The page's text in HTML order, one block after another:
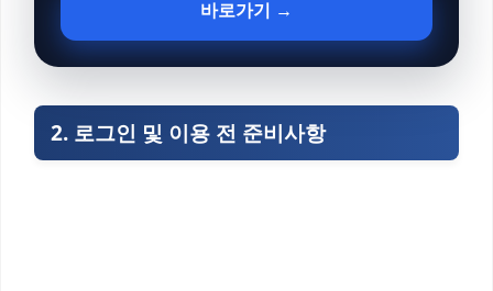
바로가기 →
2. 로그인 및 이용 전 준비사항